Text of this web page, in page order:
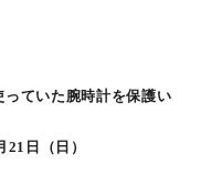
ていた腕時計を保護い
日（日）